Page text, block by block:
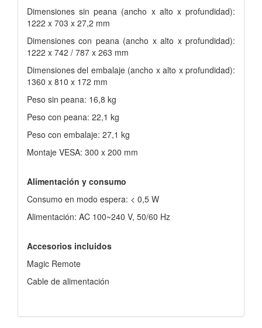
Dimensiones sin peana (ancho x alto x profundidad):
1222 x 703 x 27,2 mm
Dimensiones con peana (ancho x alto x profundidad):
1222 x 742 / 787 x 263 mm
Dimensiones del embalaje (ancho x alto x profundidad):
1360 x 810 x 172 mm
Peso sin peana: 16,8 kg
Peso con peana: 22,1 kg
Peso con embalaje: 27,1 kg
Montaje VESA: 300 x 200 mm
Alimentación y consumo
Consumo en modo espera: < 0,5 W
Alimentación: AC 100~240 V, 50/60 Hz
Accesorios incluidos
Magic Remote
Cable de alimentación